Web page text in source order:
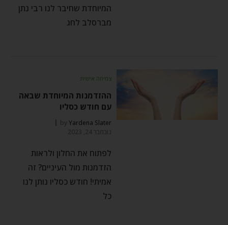
המיוחדת שחיבר לנו רבי נתן
מברסלב לחג
צמיחה אישית
ההזדמנות המיוחדת שבאה
עם חודש כסליו
byYardena Slater
נובמבר 24, 2023
לפתוח את החלון ולראות
הזדמנות מול העיניים? זה
אמיתי! חודש כסליו נותן לנו
כל